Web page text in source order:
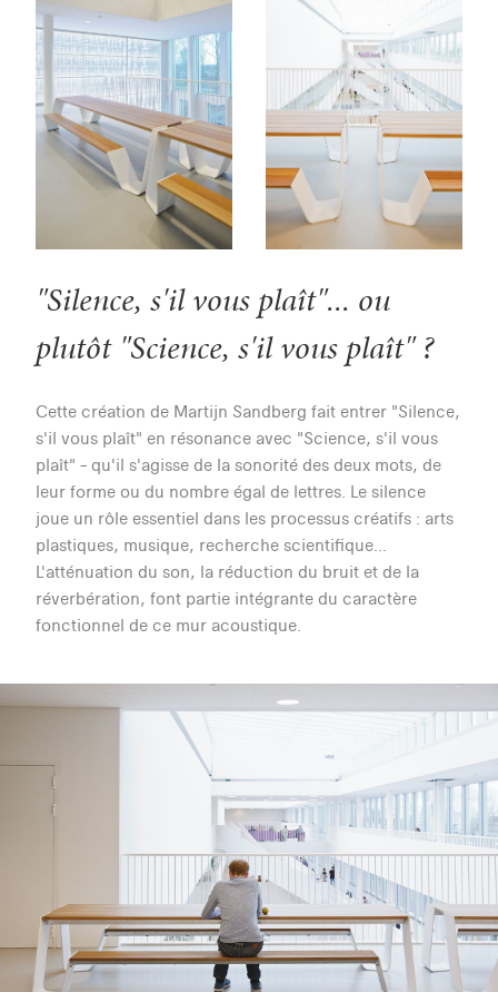
"Silence, s'il vous plaît"... ou
plutôt "Science, s'il vous plaît" ?
Cette création de Martijn Sandberg fait entrer "Silence,
s'il vous plaît" en résonance avec "Science, s'il vous
plaît" – qu'il s'agisse de la sonorité des deux mots, de
leur forme ou du nombre égal de lettres. Le silence
joue un rôle essentiel dans les processus créatifs : arts
plastiques, musique, recherche scientifique...
L'atténuation du son, la réduction du bruit et de la
réverbération, font partie intégrante du caractère
fonctionnel de ce mur acoustique.